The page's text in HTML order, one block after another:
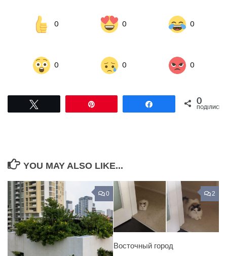
0 0 0
0 0 0
Поділитися0
ПОДІЛИСЬ
YOU MAY ALSO LIKE...
0 2
Восточный город